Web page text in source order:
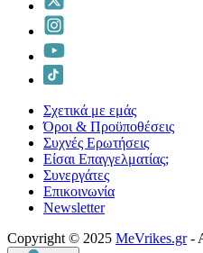
Σχετικά με εμάς
Όροι & Προϋποθέσεις
Συχνές Ερωτήσεις
Είσαι Επαγγελματίας;
Συνεργάτες
Επικοινωνία
Νewsletter
Copyright © 2025 MeVrikes.gr-